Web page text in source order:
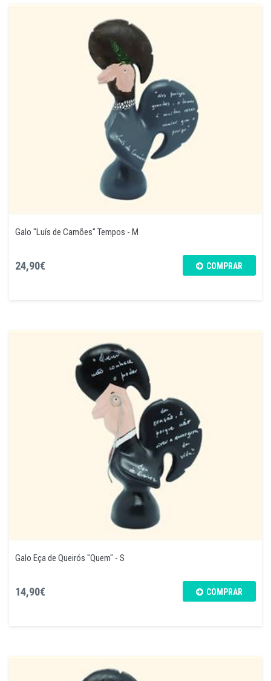
Galo "Luís de Camões" Tempos - M
24,90€ COMPRAR
Galo Eça de Queirós "Quem" - S
14,90€ COMPRAR